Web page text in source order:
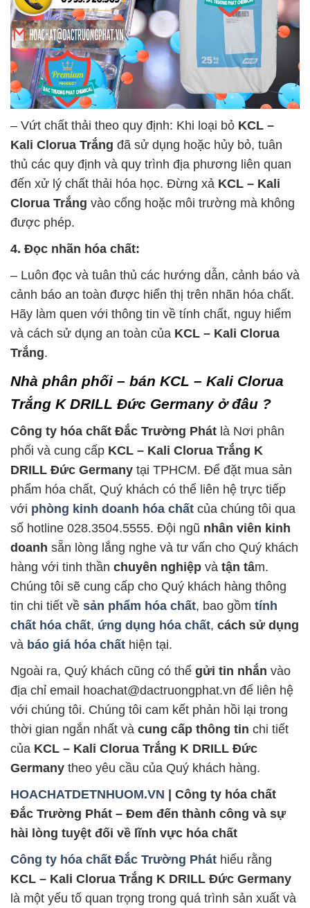
– Vứt chất thải theo quy định: Khi loại bỏ KCL –
Kali Clorua Trắng đã sử dụng hoặc hủy bỏ, tuân
thủ các quy định và quy trình địa phương liên quan
đến xử lý chất thải hóa học. Đừng xả KCL – Kali
Clorua Trắng vào cống hoặc môi trường mà không
được phép.
4. Đọc nhãn hóa chất:
– Luôn đọc và tuân thủ các hướng dẫn, cảnh báo và
cảnh báo an toàn được hiển thị trên nhãn hóa chất.
Hãy làm quen với thông tin về tính chất, nguy hiểm
và cách sử dụng an toàn của KCL – Kali Clorua
Trắng.
Nhà phân phối – bán KCL – Kali Clorua
Trắng K DRILL Đức Germany ở đâu ?
Công ty hóa chất Đắc Trường Phát là Nơi phân
phối và cung cấp KCL – Kali Clorua Trắng K
DRILL Đức Germany tại TPHCM. Để đặt mua sản
phẩm hóa chất, Quý khách có thể liên hệ trực tiếp
với phòng kinh doanh hóa chất của chúng tôi qua
số hotline 028.3504.5555. Đội ngũ nhân viên kinh
doanh sẵn lòng lắng nghe và tư vấn cho Quý khách
hàng với tinh thần chuyên nghiệp và tận tâm.
Chúng tôi sẽ cung cấp cho Quý khách hàng thông
tin chi tiết về sản phẩm hóa chất, bao gồm tính
chất hóa chất, ứng dụng hóa chất, cách sử dụng
và báo giá hóa chất hiện tại.
Ngoài ra, Quý khách cũng có thể gửi tin nhắn vào
địa chỉ email hoachat@dactruongphat.vn để liên hệ
với chúng tôi. Chúng tôi cam kết phản hồi lại trong
thời gian ngắn nhất và cung cấp thông tin chi tiết
của KCL – Kali Clorua Trắng K DRILL Đức
Germany theo yêu cầu của Quý khách hàng.
HOACHATDETNHUOM.VN | Công ty hóa chất
Đắc Trường Phát – Đem đến thành công và sự
hài lòng tuyệt đối về lĩnh vực hóa chất
Công ty hóa chất Đắc Trường Phát hiểu rằng
KCL – Kali Clorua Trắng K DRILL Đức Germany
là một yếu tố quan trọng trong quá trình sản xuất và